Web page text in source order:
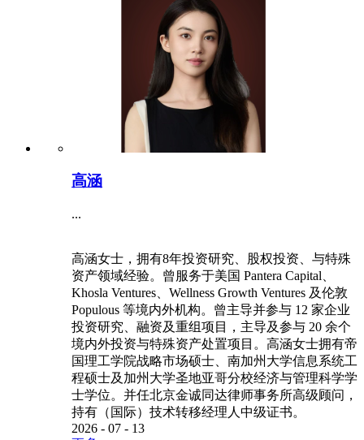
高涵
...
高涵女士，拥有8年投资研究、股权投资、与特殊
资产领域经验。曾服务于美国 Pantera Capital、
Khosla Ventures、Wellness Growth Ventures 及伦敦
Populous 等境内外机构。曾主导并参与 12 家企业
投资研究、融资及重组项目，主导及参与 20 余个
境内外投资与特殊资产处置项目。高涵女士拥有帝
国理工学院战略市场硕士、南加州大学信息系统工
程硕士及加州大学圣地亚哥分校经济与管理科学学
士学位。并任北京金诚同达律师事务所高级顾问，
持有（国际）技术转移经理人中级证书。
2026 - 07 - 13